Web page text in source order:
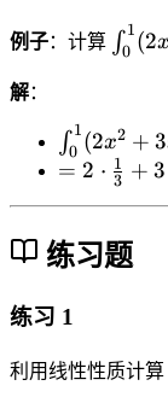
x
(
x
)]
x
\i
t
f(
d
x
=
k
\i
n
_
^
例子：计算 \i
n
0
^
1
2
+
∫0
1(2x
解：
\i
n
0
^
1
(
2
x
∫0
1(2x2 + 3
=
c
o
\
= 2 ⋅ 3
1 + 3
练习题
练习 1
利用线性性质计算